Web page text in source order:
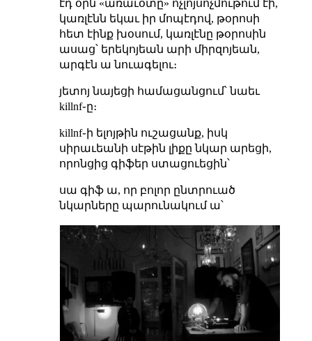
էդ օրն «առաւօտը» ոչլոյսոչմութում էի,
կառլէնն եկաւ իր մոպէդով, թօրոսի
հետ էինք խօսում, կառլէնը թօրոսին
ասաց՝ երեկոյեան արի միրզոյեան,
արգէն ա նուագելու։
յետոյ նայեցի համացանցում՝ նաեւ
killnf֊ը։
killnf֊ի ելոյթին ուշացանք, իսկ
սիրաւեանի սէթին լիքը նկար արեցի,
որոնցից գիֆեր ստացուեցին՝
սա գիֆ ա, որ բոլոր ընտրուած
նկարները պարունակում ա՝